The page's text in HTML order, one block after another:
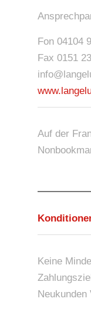
Fon 04104
Fax 0151
Auf der
Keine
Neukunden